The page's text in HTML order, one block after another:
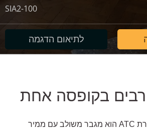
SIA2-100
לתיאום הדגמה
רבים בקופסה אחת
ה-SIA2-100 של חברת ATC הוא מגבר משולב עם ממיר